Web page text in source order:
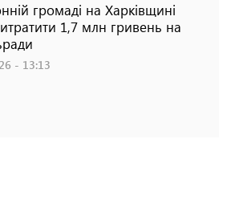
громаді на Харківщині
1,7 млн гривень на
- 13:13